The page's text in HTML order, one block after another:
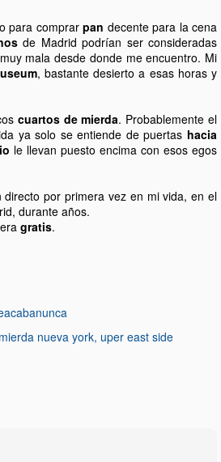
para comprarpan decente para la cena
de Madrid podrían ser consideradas
mala desde donde me encuentro. Mi
, bastante desierto a esas horas y
cuartos de mierda. Probablemente el
ya solo se entiende de puertas hacia
le llevan puesto encima con esos egos
directo por primera vez en mi vida, en el
durante años.
gratis.
nueva york uper east side
de
lo que
de
lo que
se